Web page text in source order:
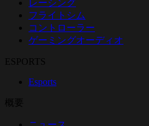
レーシング
フライトシム
コントローラー
ゲーミングオーディオ
ESPORTS
Esports
概要